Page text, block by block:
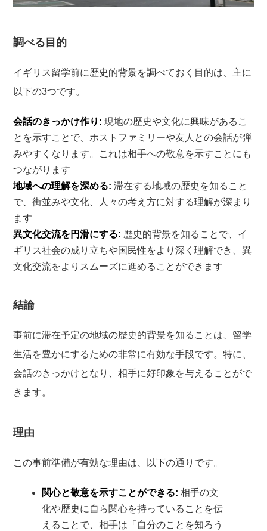
調べる目的
イギリス留学前に歴史的背景を調べておく目的は、主に
以下の3つです。
会話のきっかけ作り:現地の歴史や文化に興味があるこ
とを示すことで、ホストファミリーや友人との会話が弾
みやすくなります。これは相手への敬意を示すことにも
つながります
地域への理解を深める: 滞在する地域の歴史を知ること
で、街並みや文化、人々の考え方に対する理解が深まり
ます
異文化交流を円滑にする: 歴史的背景を知ることで、イ
ギリス社会の成り立ちや国民性をより深く理解でき、異
文化交流をよりスムーズに進めることができます
結論
事前に滞在予定の地域の歴史的背景を知ることは、留学
生活を豊かにするための非常に有効な手段です。特に、
会話のきっかけとなり、相手に好印象を与えることがで
きます。
理由
この事前準備が有効な理由は、以下の通りです。
関心と敬意を示すことができる: 相手の文
化や歴史に自ら関心を持っていることを伝
えることで、相手は「自分のことを知ろう